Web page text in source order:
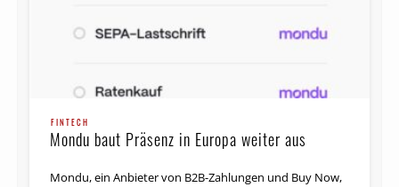
FINTECH
Mondu baut Präsenz in Europa weiter aus
Mondu, ein Anbieter von B2B-Zahlungen und Buy Now,